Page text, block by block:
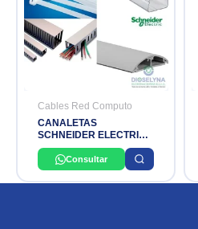
Cables Red Computo
CANALETAS
SCHNEIDER ELECTRIC
DEXSON
Consultar